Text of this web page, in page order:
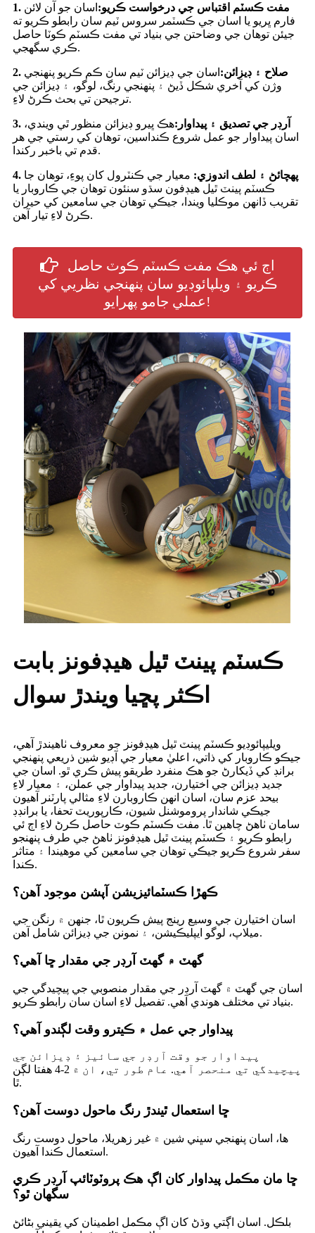
1. مفت ڪسٽم اقتباس جي درخواست ڪريو: اسان جو آن لائن
فارم ڀريو يا اسان جي ڪسٽمر سروس ٽيم سان رابطو ڪريو ته
جيئن توهان جي وضاحتن جي بنياد تي مفت ڪسٽم ڪوٽا حاصل
ڪري سگهجي.
2. صلاح ۽ ڊيزائن: اسان جي ڊيزائن ٽيم سان ڪم ڪريو پنھنجي
وژن کي آخري شڪل ڏيڻ ۽ پنھنجي رنگ، لوگو، ۽ ڊيزائن جي
ترجيحن تي بحث ڪرڻ لاءِ.
3. آرڊر جي تصديق ۽ پيداوار:هڪ ڀيرو ڊيزائن منظور ٿي ويندي،
اسان پيداوار جو عمل شروع ڪنداسين، توهان کي رستي جي هر
قدم تي باخبر رکندا.
4. پهچائڻ ۽ لطف اندوزي: معيار جي ڪنٽرول کان پوءِ، توهان جا
ڪسٽم پينٽ ٿيل هيڊفون سڌو سنئون توهان جي ڪاروبار يا
تقريب ڏانهن موڪليا ويندا، جيڪي توهان جي سامعين کي حيران
ڪرڻ لاءِ تيار آهن.
اڄ ئي هڪ مفت ڪسٽم ڪوٽ حاصل
ڪريو ۽ ويلپائوڊيو سان پنهنجي نظريي کي
عملي جامو پهرايو!
ڪسٽم پينٽ ٿيل هيڊفونز بابت
اڪثر پڇيا ويندڙ سوال
ويليپائوڊيو ڪسٽم پينٽ ٿيل هيڊفونز جو معروف ٺاهيندڙ آهي،
جيڪو ڪاروبار کي ذاتي، اعليٰ معيار جي آڊيو شين ذريعي پنهنجي
برانڊ کي ڏيکارڻ جو هڪ منفرد طريقو پيش ڪري ٿو. اسان جي
جديد ڊيزائن جي اختيارن، جديد پيداوار جي عملن، ۽ معيار لاءِ
بيحد عزم سان، اسان انهن ڪاروبارن لاءِ مثالي پارٽنر آهيون
جيڪي شاندار پروموشنل شيون، ڪارپوريٽ تحفا، يا برانڊڊ
سامان ٺاهڻ چاهين ٿا. مفت ڪسٽم ڪوٽ حاصل ڪرڻ لاءِ اڄ ئي
رابطو ڪريو ۽ ڪسٽم پينٽ ٿيل هيڊفونز ٺاهڻ جي طرف پنهنجو
سفر شروع ڪريو جيڪي توهان جي سامعين کي موهيندا ۽ متاثر
ڪندا.
ڪهڙا ڪسٽمائيزيشن آپشن موجود آهن؟
اسان اختيارن جي وسيع رينج پيش ڪريون ٿا، جنهن ۾ رنگن جي
ميلاپ، لوگو ايپليڪيشن، ۽ نمونن جي ڊيزائن شامل آهن.
گهٽ ۾ گهٽ آرڊر جي مقدار ڇا آهي؟
اسان جي گھٽ ۾ گھٽ آرڊر جي مقدار منصوبي جي پيچيدگي جي
بنياد تي مختلف هوندي آهي. تفصيل لاءِ اسان سان رابطو ڪريو.
پيداوار جي عمل ۾ ڪيترو وقت لڳندو آهي؟
پيداوار جو وقت آرڊر جي سائيز ۽ ڊيزائن جي
پيچيدگي تي منحصر آهي. عام طور تي، ان ۾ 2-4 هفتا لڳن
ٿا.
ڇا استعمال ٿيندڙ رنگ ماحول دوست آهن؟
ها، اسان پنهنجي سڀني شين ۾ غير زهريلا، ماحول دوست رنگ
استعمال ڪندا آهيون.
ڇا مان مڪمل پيداوار کان اڳ هڪ پروٽوٽائپ آرڊر ڪري
سگهان ٿو؟
بلڪل. اسان اڳتي وڌڻ کان اڳ مڪمل اطمينان کي يقيني بڻائڻ